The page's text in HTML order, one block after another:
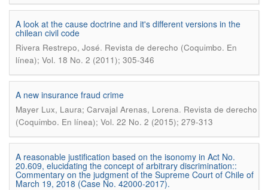
A look at the cause doctrine and it's different versions in the
chilean civil code
Rivera Restrepo, José. Revista de derecho (Coquimbo. En
línea); Vol. 18 No. 2 (2011); 305-346
A new insurance fraud crime
Mayer Lux, Laura; Carvajal Arenas, Lorena. Revista de derecho
(Coquimbo. En línea); Vol. 22 No. 2 (2015); 279-313
A reasonable justification based on the isonomy in Act No.
20.609, elucidating the concept of arbitrary discrimination::
Commentary on the judgment of the Supreme Court of Chile of
March 19, 2018 (Case No. 42000-2017).